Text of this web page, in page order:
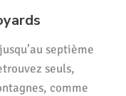
septième
seuls,
comme